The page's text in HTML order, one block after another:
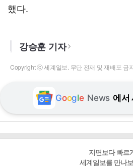
했다.
강승훈 기자
Copyright ⓒ 세계일보. 무단 전재 및 재배포 금
Google News 에서
지면보다 빠르
세계일보를 만나